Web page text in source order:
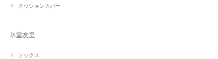
クッションカバー
氷室友里
ソックス